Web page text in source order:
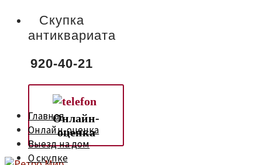
Скупка
антиквариата
920-40-21
Онлайн-
оценка
Главная
Онлайн-оценка
Выезд на дом
О скупке